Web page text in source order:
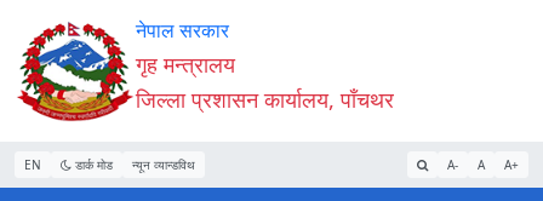
Accessibility
Mode
सुरु
गर्नुहोस्
सामाग्री
पढ्नुहाेस्
नेभिगेसन
पढ्नुहाेस्
वेबसाइट
खोजमा
जानुहोस्
नेपाल सरकार
गृह मन्त्रालय
जिल्ला प्रशासन कार्यालय, पाँचथर
EN डार्क मोड न्यून व्यान्डविथ A- A A+